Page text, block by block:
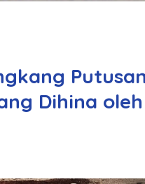
Dihina